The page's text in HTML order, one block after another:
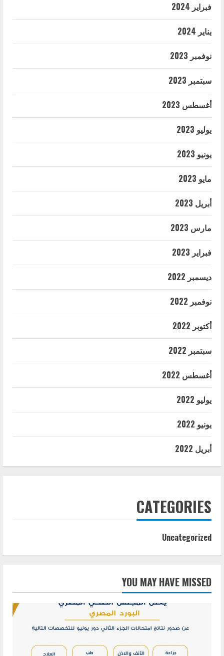
فبراير 2024
يناير 2024
نوفمبر 2023
سبتمبر 2023
أغسطس 2023
يوليو 2023
يونيو 2023
مايو 2023
أبريل 2023
مارس 2023
فبراير 2023
ديسمبر 2022
نوفمبر 2022
أكتوبر 2022
سبتمبر 2022
أغسطس 2022
يوليو 2022
يونيو 2022
أبريل 2022
CATEGORIES
Uncategorized
YOU MAY HAVE MISSED